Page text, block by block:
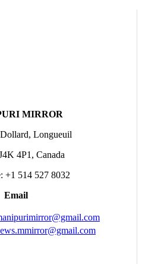
MIRROR
Longueuil
4P1, Canada
+1 514 527 8032
Email